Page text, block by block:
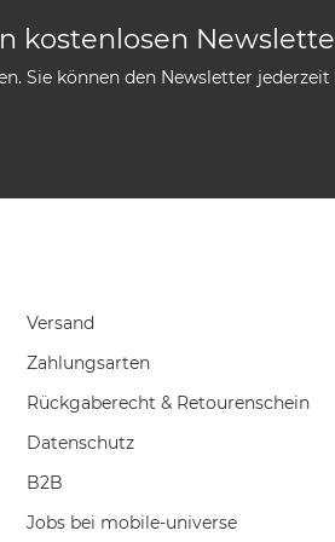
kostenlosen
Sie können den Newsletter
Versand
Zahlungsarten
Rückgaberecht & Retourenschein
Datenschutz
B2B
Jobs bei mobile-universe